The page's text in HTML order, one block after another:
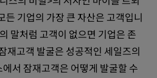
기업의 가장 큰 자산은 고객입니
말처럼 고객이 없으면 기업은 존
재고객 발굴은 성공적인 세일즈의
서 잠재고객은 어떻게 발굴할 수